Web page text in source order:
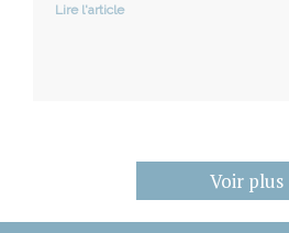
Lire l'article
Voir plus